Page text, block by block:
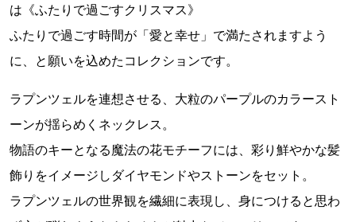
は《ふたりで過ごすクリスマス》
ふたりで過ごす時間が「愛と幸せ」で満たされますよう
に、と願いを込めたコレクションです。
ラプンツェルを連想させる、大粒のパープルのカラースト
ーンが揺らめくネックレス。
物語のキーとなる魔法の花モチーフには、彩り鮮やかな髪
飾りをイメージしダイヤモンドやストーンをセット。
ラプンツェルの世界観を繊細に表現し、身につけると思わ